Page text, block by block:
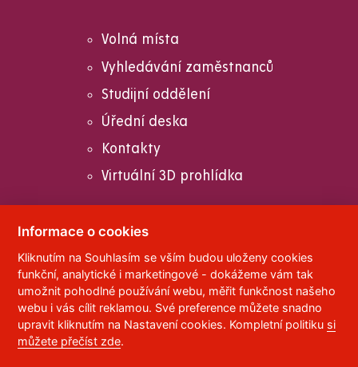
Volná místa
Vyhledávání zaměstnanců
Studijní oddělení
Úřední deska
Kontakty
Virtuální 3D prohlídka
© 2023 Univerzita Pardubice,Studentská 95
532 10 Pardubice 2
Telefon: 466 036 111, 466 036 112, 466 036 113
Správce webu ,RSS
ID datové schránky:
Informace o cookies
Kliknutím na Souhlasím se vším budou uloženy cookies
funkční, analytické i marketingové - dokážeme vám tak
umožnit pohodlné používání webu, měřit funkčnost našeho
webu i vás cílit reklamou. Své preference můžete snadno
upravit kliknutím na Nastavení cookies. Kompletní politiku si
můžete přečíst zde.